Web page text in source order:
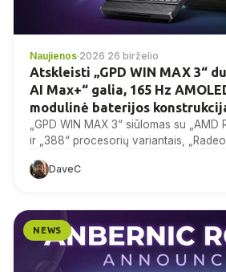
Naujienos·2026 26 birželio
Atskleisti „GPD WIN MAX 3“
AI Max+“ galia, 165 Hz
modulinė baterijos
„GPD WIN MAX 3“ siūlomas su
ir „388“ procesorių variantais,
DaveC
NEWS